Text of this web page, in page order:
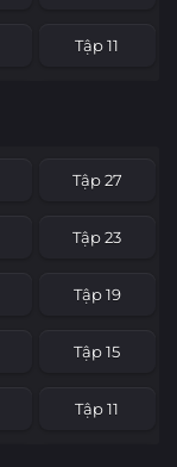
Tập 11
Tập 27
Tập 23
Tập 19
Tập 15
Tập 11